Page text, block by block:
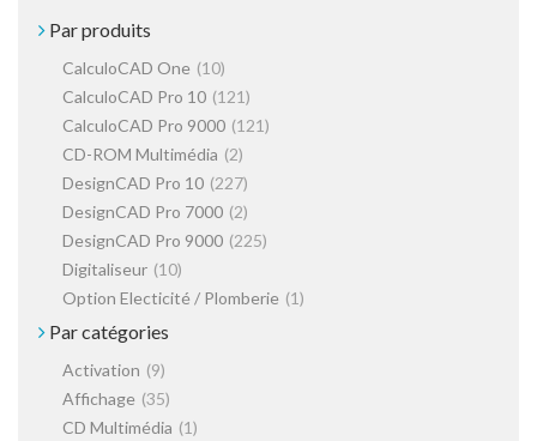
Par produits
CalculoCAD One (10)
CalculoCAD Pro 10 (121)
CalculoCAD Pro 9000 (121)
CD-ROM Multimédia (2)
DesignCAD Pro 10 (227)
DesignCAD Pro 7000 (2)
DesignCAD Pro 9000 (225)
Digitaliseur (10)
Option Electicité / Plomberie (1)
Par catégories
Activation (9)
Affichage (35)
CD Multimédia (1)